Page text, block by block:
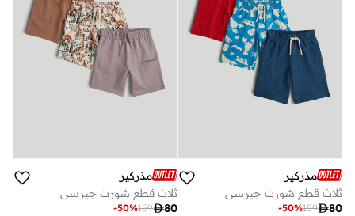
مذركير
ثلاث قطع شورت جيرسي
80
159
-50%
مذركير
ثلاث قطع شورت جيرسي
80
159
-50%